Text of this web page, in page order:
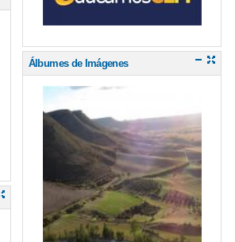
Álbumes de Imágenes